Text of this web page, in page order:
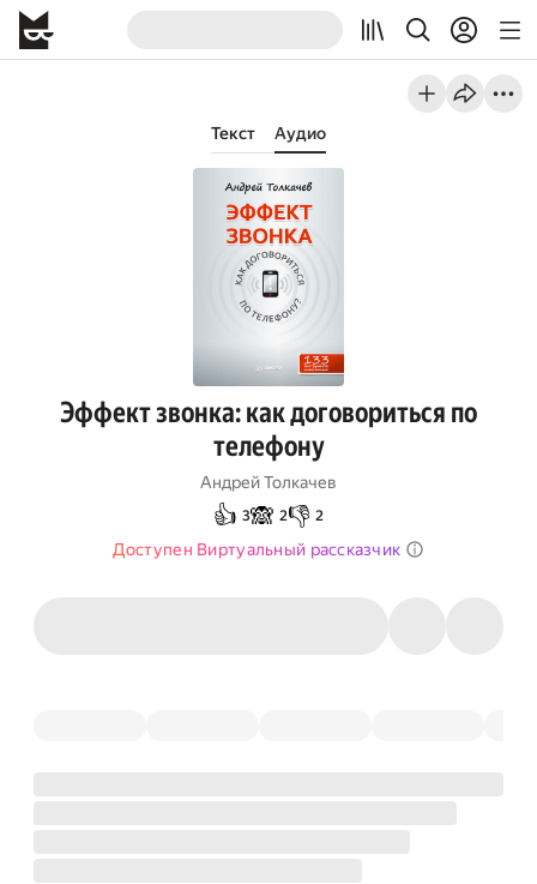
Текст Аудио
Эффект звонка: как договориться по
телефону
Андрей Толкачев
👍 3🙈 2👎 2
Доступен Виртуальный рассказчик